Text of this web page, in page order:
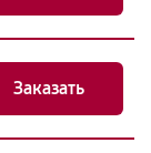
Заказать